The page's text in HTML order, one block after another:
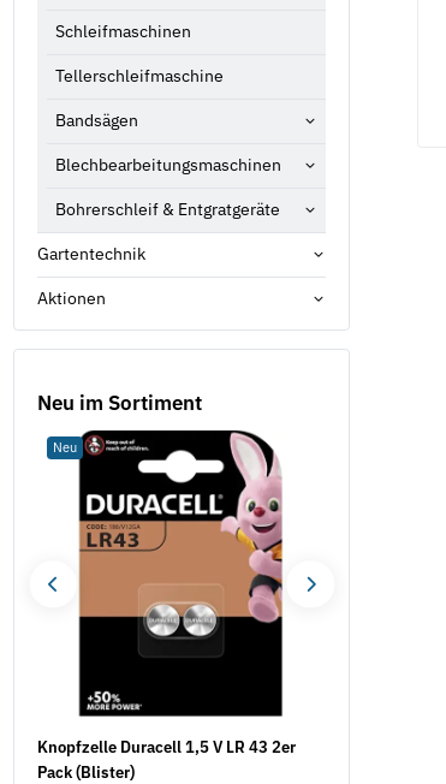
Schleifmaschinen
Tellerschleifmaschine
Bandsägen
Blechbearbeitungsmaschinen
Bohrerschleif & Entgratgeräte
Gartentechnik
Aktionen
Neu im Sortiment
Neu
Knopfzelle Duracell 1,5 V LR 43 2er
Pack (Blister)